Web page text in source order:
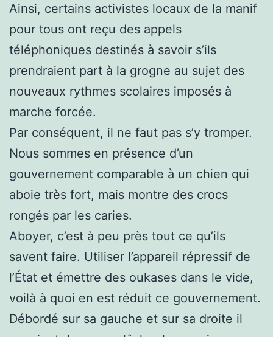
Ainsi, certains activistes locaux de la manif
pour tous ont reçu des appels
téléphoniques destinés à savoir s’ils
prendraient part à la grogne au sujet des
nouveaux rythmes scolaires imposés à
marche forcée.
Par conséquent, il ne faut pas s’y tromper.
Nous sommes en présence d’un
gouvernement comparable à un chien qui
aboie très fort, mais montre des crocs
rongés par les caries.
Aboyer, c’est à peu près tout ce qu’ils
savent faire. Utiliser l’appareil répressif de
l’État et émettre des oukases dans le vide,
voilà à quoi en est réduit ce gouvernement.
Débordé sur sa gauche et sur sa droite il